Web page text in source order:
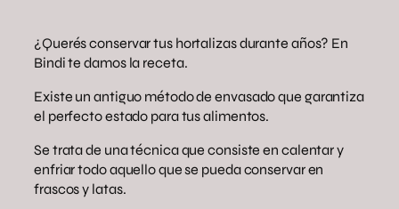
¿Querés conservar tus hortalizas durante años? En
Bindi te damos la receta.
Existe un antiguo método de envasado que garantiza
el perfecto estado para tus alimentos.
Se trata de una técnica que consiste en calentar y
enfriar todo aquello que se pueda conservar en
frascos y latas.